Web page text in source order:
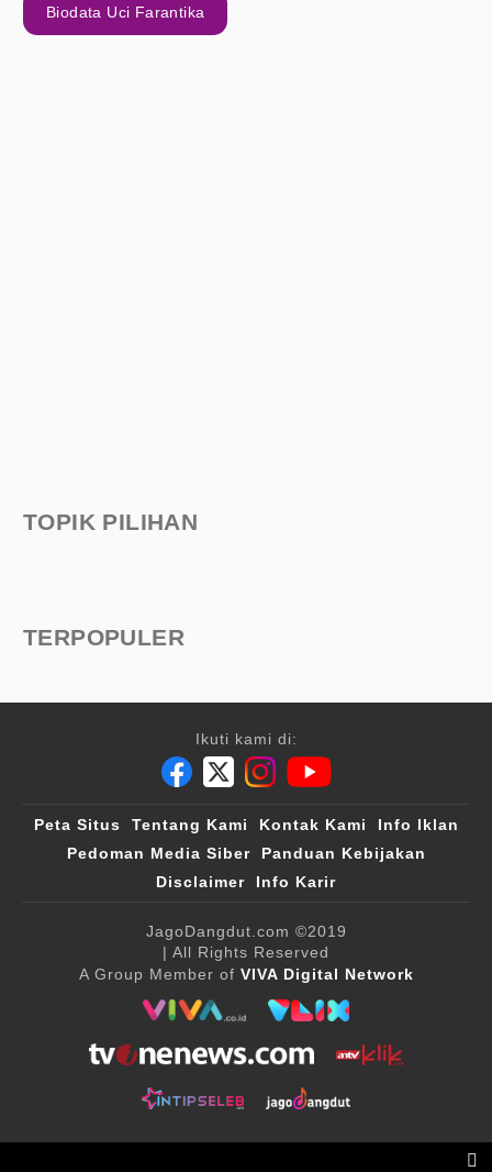
Biodata Uci Farantika
TOPIK PILIHAN
TERPOPULER
Ikuti kami di:
Peta Situs Tentang Kami Kontak Kami
Info Iklan
Pedoman Media Siber
Panduan Kebijakan
Disclaimer
Info Karir
JagoDangdut.com ©2019
| All Rights Reserved
A Group Member of VIVA Digital Network
